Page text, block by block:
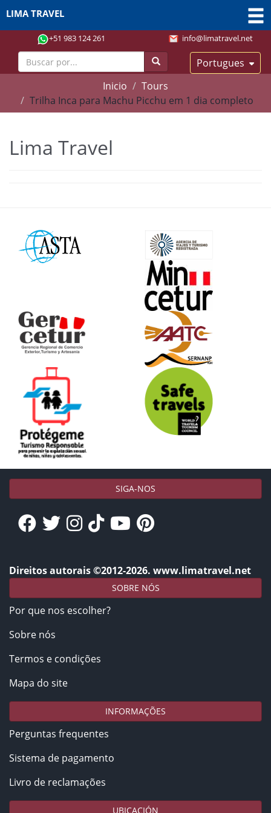
+51 983 124 261 info@limatravel.net
Portugues
LIMA TRAVEL
Inicio
Tours
Trilha Inca para Machu Picchu em 1 dia completo
Lima Travel
SIGA-NOS
Direitos autorais ©2012-2026. www.limatravel.net
SOBRE NÓS
Por que nos escolher?
Sobre nós
Termos e condições
Mapa do site
INFORMAÇÕES
Perguntas frequentes
Sistema de pagamento
Livro de reclamações
UBICACIÓN